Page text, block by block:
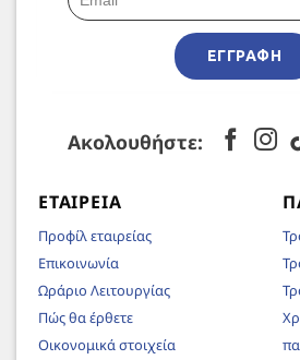
ΕΓΓΡΑΦΉ
Ακολουθήστε:
ΕΤΑΙΡΕΊΑ
Προφίλ εταιρείας
Επικοινωνία
Ωράριο Λειτουργίας
Πώς θα έρθετε
Οικονομικά στοιχεία